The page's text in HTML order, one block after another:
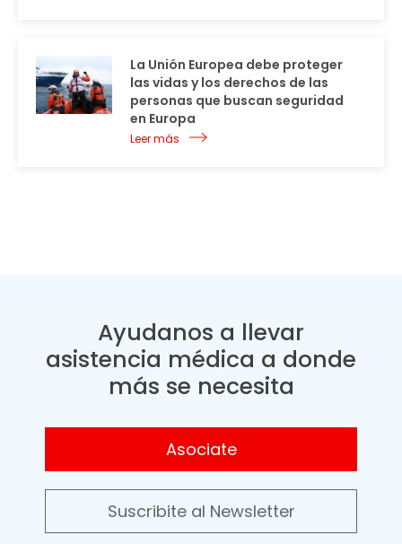
La Unión Europea debe proteger
las vidas y los derechos de las
personas que buscan seguridad
en Europa
Leer más
Ayudanos a llevar
asistencia médica a donde
más se necesita
Asociate
Suscribite al Newsletter